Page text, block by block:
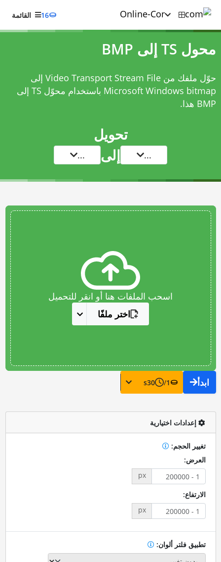
16 القائمة
محول TS إلى BMP
حوّل ملفك من Video Transport Stream File إلى
Microsoft Windows bitmap باستخدام
محوّل TS إلى
BMPهذا.
تحويل
... إلى ...
اسحب الملفات هنا أو انقر للتحميل
اختر ملفًا
ابدأ 1
/
30
s
إعدادات اختيارية
تغيير الحجم:
العرض:
px
الارتفاع:
px
تطبيق فلتر ألوان: